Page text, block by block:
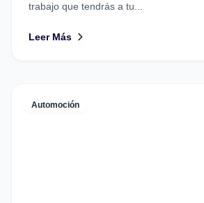
trabajo que tendrás a tu...
Leer Más
Automoción